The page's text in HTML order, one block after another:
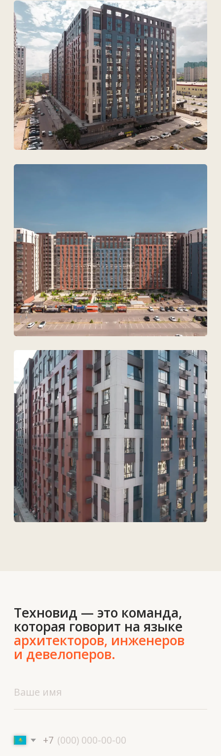
Техновид — это команда,
которая говорит на языке
архитекторов, инженеров
и девелоперов.
+7
Загрузить файлы
Согласен на обработкуперсональных данных
Обсудить проект
ТОО Техновид
Плюс
БИН 050440001556
Меню
Технологии и материалы
Услуги
Проекты
Решения
Новости
Вакансии
Контакты
О нас